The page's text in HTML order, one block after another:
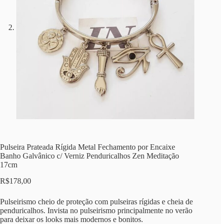
Pulseira Prateada Rígida Metal Fechamento por Encaixe
Banho Galvânico c/ Verniz Penduricalhos Zen Meditação
17cm
R$178,00
Pulseirismo cheio de proteção com pulseiras rígidas e cheia de
penduricalhos. Invista no pulseirismo principalmente no verão
para deixar os looks mais modernos e bonitos.